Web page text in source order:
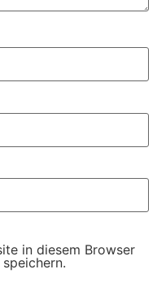
in diesem Browser